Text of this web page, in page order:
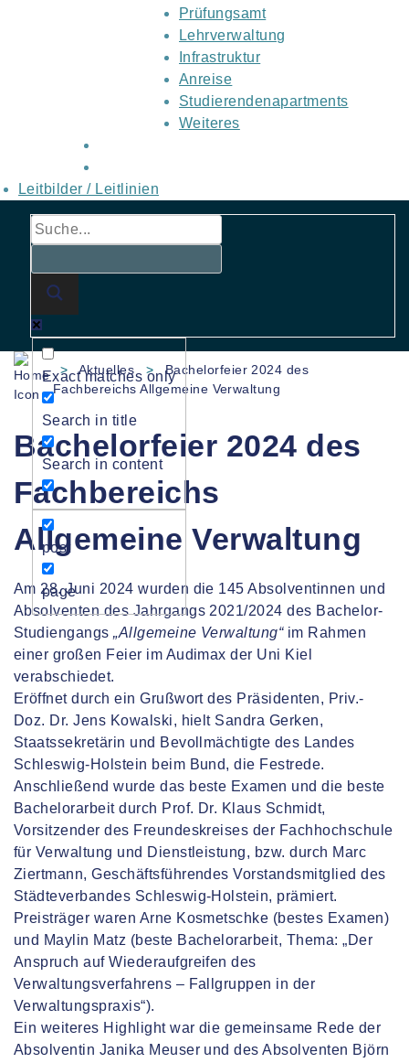
Prüfungsamt
Lehrverwaltung
Infrastruktur
Anreise
Studierendenapartments
Weiteres
Leitbilder / Leitlinien
Exact matches only
Search in title
Search in content
post
page
> Aktuelles >
Bachelorfeier 2024 des
Fachbereichs Allgemeine Verwaltung
Bachelorfeier 2024 des
Fachbereichs
Allgemeine Verwaltung
Am 28. Juni 2024 wurden die 145 Absolventinnen und
Absolventen des Jahrgangs 2021/2024 des Bachelor-
Studiengangs„Allgemeine Verwaltung“im Rahmen
einer großen Feier im Audimax der Uni Kiel
verabschiedet.
Eröffnet durch ein Grußwort des Präsidenten, Priv.-
Doz. Dr. Jens Kowalski, hielt Sandra Gerken,
Staatssekretärin und Bevollmächtigte des Landes
Schleswig-Holstein beim Bund, die Festrede.
Anschließend wurde das beste Examen und die beste
Bachelorarbeit durch Prof. Dr. Klaus Schmidt,
Vorsitzender des Freundeskreises der Fachhochschule
für Verwaltung und Dienstleistung, bzw. durch Marc
Ziertmann, Geschäftsführendes Vorstandsmitglied des
Städteverbandes Schleswig-Holstein, prämiert.
Preisträger waren Arne Kosmetschke (bestes Examen)
und Maylin Matz (beste Bachelorarbeit, Thema: „Der
Anspruch auf Wiederaufgreifen des
Verwaltungsverfahrens – Fallgruppen in der
Verwaltungspraxis“).
Ein weiteres Highlight war die gemeinsame Rede der
Absolventin Janika Meuser und des Absolventen Björn